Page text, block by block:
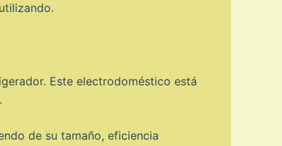
Este electrodoméstico está
de su tamaño, eficiencia